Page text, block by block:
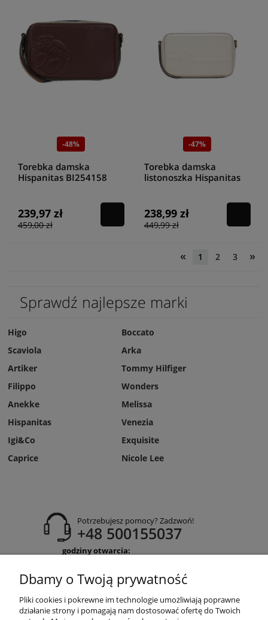
-48%
Torebka damska
Hispanitas BI254158
239,97 zł
459,00 zł
-47%
Torebka damska
listonoszka Hispanitas
238,99 zł
449,99 zł
« 1 2 3 »
Sprawdź najlepsze marki
Higo
Scaviola
Artiker
Filippo
Boccato
Arka
Tommy Hilfiger
Wonders
Anekke
Hispanitas
Igi&Co
Caprice
Melissa
Venezia
Exquisite
Nicole Lee
Potrzebujesz pomocy? Zadzwoń!
+48 500155037
godziny otwarcia:
obuwiehigo@gmail.com
WARUNKI ZAKUPÓW
Dbamy o Twoją prywatność
Pliki cookies i pokrewne im technologie umożliwiają poprawne
działanie strony i pomagają nam dostosować ofertę do Twoich